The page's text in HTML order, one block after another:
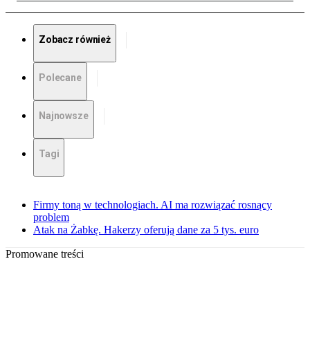
Zobacz również
Polecane
Najnowsze
Tagi
Firmy toną w technologiach. AI ma rozwiązać rosnący
problem
Atak na Żabkę. Hakerzy oferują dane za 5 tys. euro
Promowane treści